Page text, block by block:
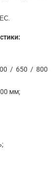
/ 650 / 800
мм;